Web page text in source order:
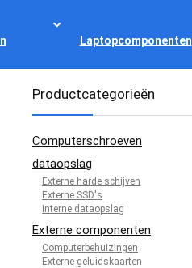
Laptopcomponenten
Productcategorieën
Computerschroeven
dataopslag
Externe harde schijven
Externe SSD's
Interne dataopslag
Externe componenten
Computerbehuizingen
Externe geluidskaarten